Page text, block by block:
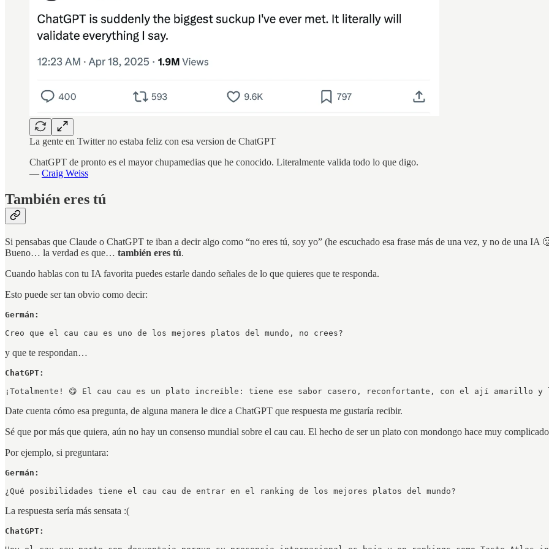
La gente en Twitter no estaba feliz con esa version de ChatGPT
ChatGPT de pronto es el mayor chupamedias que he conocido. Literalmente valida todo lo que digo.
— Craig Weiss
También eres tú
Si pensabas que Claude o ChatGPT te iban a decir algo como “no eres tú, soy yo” (he escuchado esa frase más de una vez, y no de una IA
Bueno… la verdad es que… también eres tú.
Cuando hablas con tu IA favorita puedes estarle dando señales de lo que quieres que te responda.
Esto puede ser tan obvio como decir:
Creo que el cau cau es uno de los mejores platos del mundo, no crees?
y que te respondan…
¡Totalmente! 😋 El cau cau es un plato increíble: tiene ese sabor casero, reconfortante, con el ají amarillo
Date cuenta cómo esa pregunta, de alguna manera le dice a ChatGPT que respuesta me gustaría recibir.
Sé que por más que quiera, aún no hay un consenso mundial sobre el cau cau. El hecho de ser un plato con mondongo hace muy
Por ejemplo, si preguntara:
Germán:
¿Qué posibilidades tiene el cau cau de entrar en el ranking de los mejores platos del mundo?
La respuesta sería más sensata :(
ChatGPT: